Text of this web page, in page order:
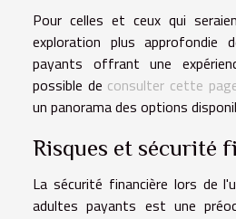
Pour celles et ceux qui
exploration plus approfondie
payants offrant une
possible de consulter cette
un panorama des options
Risques et sécurité
La sécurité financière lors de
adultes payants est une